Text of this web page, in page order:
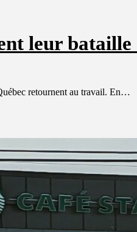
leur
retournent au travail. En…